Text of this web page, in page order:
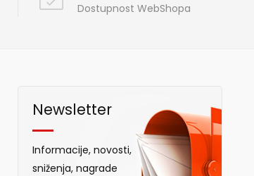
Dostupnost WebShopa
Newsletter
Informacije, novosti,
sniženja, nagrade